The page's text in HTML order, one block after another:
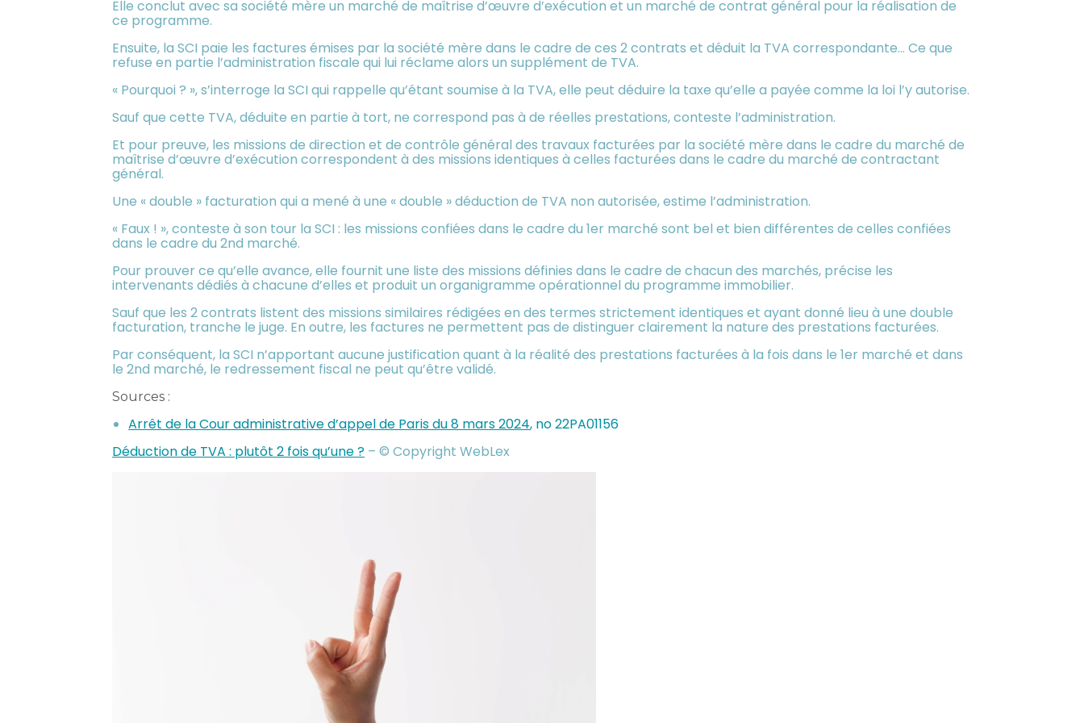
Elle conclut avec sa société mère un marché de maîtrise d’œuvre d’exécution et un marché de contrat général pour la réalisation de
ce programme.
Ensuite, la SCI paie les factures émises par la société mère dans le cadre de ces 2 contrats et déduit la TVA correspondante… Ce que
refuse en partie l’administration fiscale qui lui réclame alors un supplément de TVA.
« Pourquoi ? », s’interroge la SCI qui rappelle qu’étant soumise à la TVA, elle peut déduire la taxe qu’elle a payée comme la loi l’y autorise.
Sauf que cette TVA, déduite en partie à tort, ne correspond pas à de réelles prestations, conteste l’administration.
Et pour preuve, les missions de direction et de contrôle général des travaux facturées par la société mère dans le cadre du marché de
maîtrise d’œuvre d’exécution correspondent à des missions identiques à celles facturées dans le cadre du marché de contractant
général.
Une « double » facturation qui a mené à une « double » déduction de TVA non autorisée, estime l’administration.
« Faux ! », conteste à son tour la SCI : les missions confiées dans le cadre du 1er marché sont bel et bien différentes de celles confiées
dans le cadre du 2nd marché.
Pour prouver ce qu’elle avance, elle fournit une liste des missions définies dans le cadre de chacun des marchés, précise les
intervenants dédiés à chacune d’elles et produit un organigramme opérationnel du programme immobilier.
Sauf que les 2 contrats listent des missions similaires rédigées en des termes strictement identiques et ayant donné lieu à une double
facturation, tranche le juge. En outre, les factures ne permettent pas de distinguer clairement la nature des prestations facturées.
Par conséquent, la SCI n’apportant aucune justification quant à la réalité des prestations facturées à la fois dans le 1er marché et dans
le 2nd marché, le redressement fiscal ne peut qu’être validé.
Sources :
Arrêt de la Cour administrative d’appel de Paris du 8 mars 2024, no 22PA01156
Déduction de TVA : plutôt 2 fois qu’une ? – © Copyright WebLex